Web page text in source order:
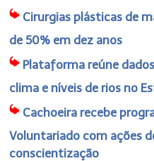
Cirurgias plásticas de
de 50% em dez anos
Plataforma reúne
clima e níveis de rios no
Cachoeira recebe
Voluntariado com ações
conscientização